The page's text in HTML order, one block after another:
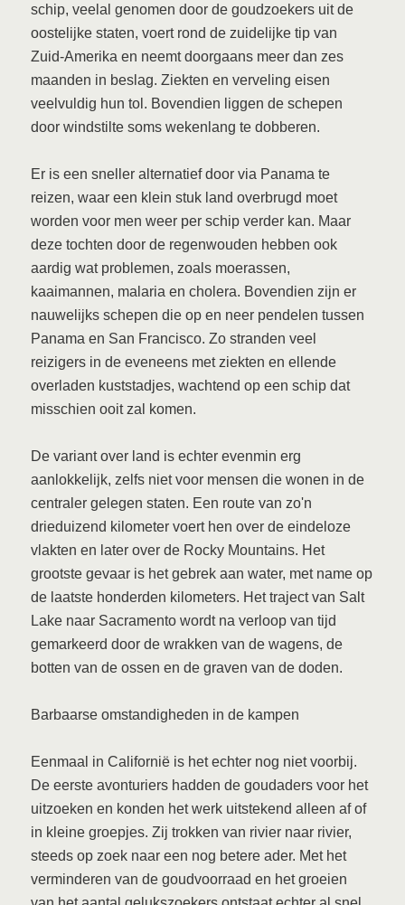
schip, veelal genomen door de goudzoekers uit de
oostelijke staten, voert rond de zuidelijke tip van
Zuid-Amerika en neemt doorgaans meer dan zes
maanden in beslag. Ziekten en verveling eisen
veelvuldig hun tol. Bovendien liggen de schepen
door windstilte soms wekenlang te dobberen.
Er is een sneller alternatief door via Panama te
reizen, waar een klein stuk land overbrugd moet
worden voor men weer per schip verder kan. Maar
deze tochten door de regenwouden hebben ook
aardig wat problemen, zoals moerassen,
kaaimannen, malaria en cholera. Bovendien zijn er
nauwelijks schepen die op en neer pendelen tussen
Panama en San Francisco. Zo stranden veel
reizigers in de eveneens met ziekten en ellende
overladen kuststadjes, wachtend op een schip dat
misschien ooit zal komen.
De variant over land is echter evenmin erg
aanlokkelijk, zelfs niet voor mensen die wonen in de
centraler gelegen staten. Een route van zo'n
drieduizend kilometer voert hen over de eindeloze
vlakten en later over de Rocky Mountains. Het
grootste gevaar is het gebrek aan water, met name op
de laatste honderden kilometers. Het traject van Salt
Lake naar Sacramento wordt na verloop van tijd
gemarkeerd door de wrakken van de wagens, de
botten van de ossen en de graven van de doden.
Barbaarse omstandigheden in de kampen
Eenmaal in Californië is het echter nog niet voorbij.
De eerste avonturiers hadden de goudaders voor het
uitzoeken en konden het werk uitstekend alleen af of
in kleine groepjes. Zij trokken van rivier naar rivier,
steeds op zoek naar een nog betere ader. Met het
verminderen van de goudvoorraad en het groeien